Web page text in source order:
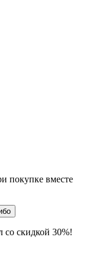
покупке вместе
со скидкой 30%!